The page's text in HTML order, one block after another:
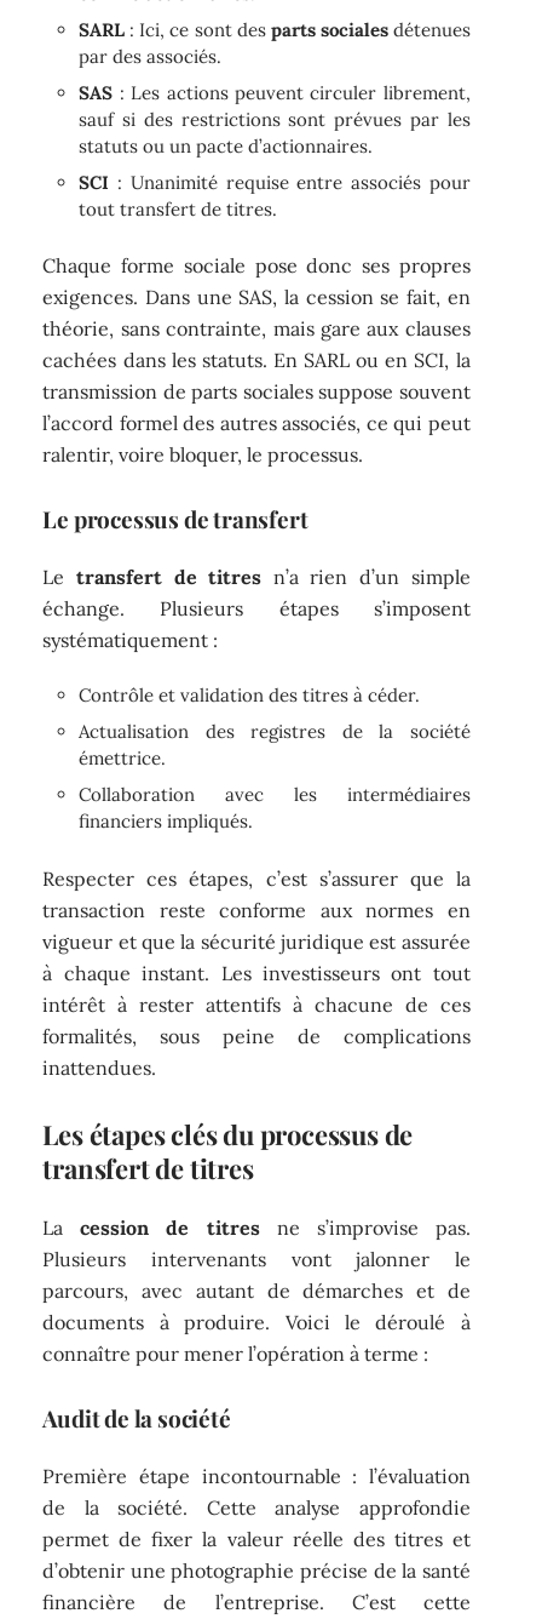
SARL : Ici, ce sont des parts socialesdétenues
par des associés.
SAS : Les actions peuvent circuler librement,
sauf si des restrictions sont prévues par les
statuts ou un pacte d’actionnaires.
SCI : Unanimité requise entre associés pour
tout transfert de titres.
Chaque forme sociale pose donc ses propres
exigences. Dans une SAS, la cession se fait, en
théorie, sans contrainte, mais gare aux clauses
cachées dans les statuts. En SARL ou en SCI, la
transmission de parts sociales suppose souvent
l’accord formel des autres associés, ce qui peut
ralentir, voire bloquer, le processus.
Le processus de transfert
Le transfert de titres n’a rien d’un simple
échange. Plusieurs étapes s’imposent
systématiquement :
Contrôle et validation des titres à céder.
Actualisation des registres de la société
émettrice.
Collaboration avec les intermédiaires
financiers impliqués.
Respecter ces étapes, c’est s’assurer que la
transaction reste conforme aux normes en
vigueur et que la sécurité juridique est assurée
à chaque instant. Les investisseurs ont tout
intérêt à rester attentifs à chacune de ces
formalités, sous peine de complications
inattendues.
Les étapes clés du processus de
transfert de titres
Lacession de titresne s’improvise pas.
Plusieurs intervenants vont jalonner le
parcours, avec autant de démarches et de
documents à produire. Voici le déroulé à
connaître pour mener l’opération à terme :
Audit de la société
Première étape incontournable : l’évaluation
de la société. Cette analyse approfondie
permet de fixer la valeur réelle des titres et
d’obtenir une photographie précise de la santé
financière de l’entreprise. C’est cette